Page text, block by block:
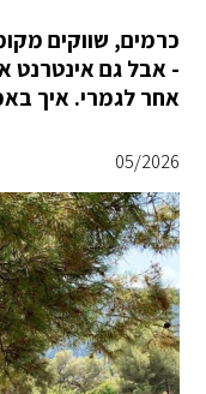
כרמים, שווקים
- אבל גם אינטרנט
אחר לגמרי. איך
05/2026